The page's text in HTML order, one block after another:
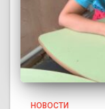
НОВОСТИ